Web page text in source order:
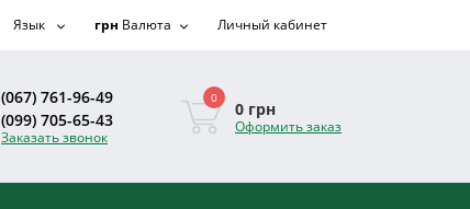
Язык грн Валюта Личный кабинет
(067) 761-96-49
(099) 705-65-43
Заказать звонок
0
0 грн
Оформить заказ